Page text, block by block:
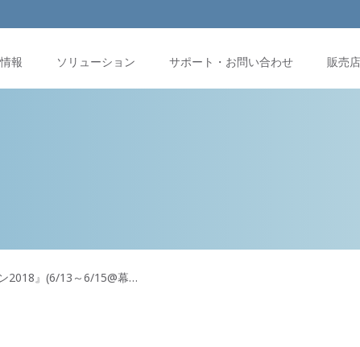
報 ソリューション サポート・お問い合わせ 販売
2018』(6/13～6/15@幕…